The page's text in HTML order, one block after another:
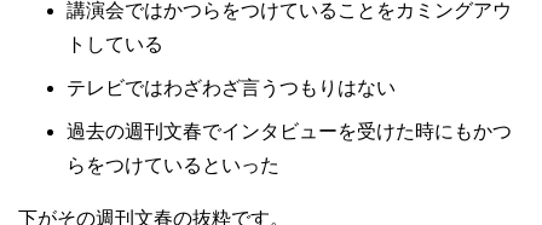
講演会ではかつらをつけていることをカミングアウ
トしている
テレビではわざわざ言うつもりはない
過去の週刊文春でインタビューを受けた時にもかつ
らをつけているといった
下がその週刊文春の抜粋です。